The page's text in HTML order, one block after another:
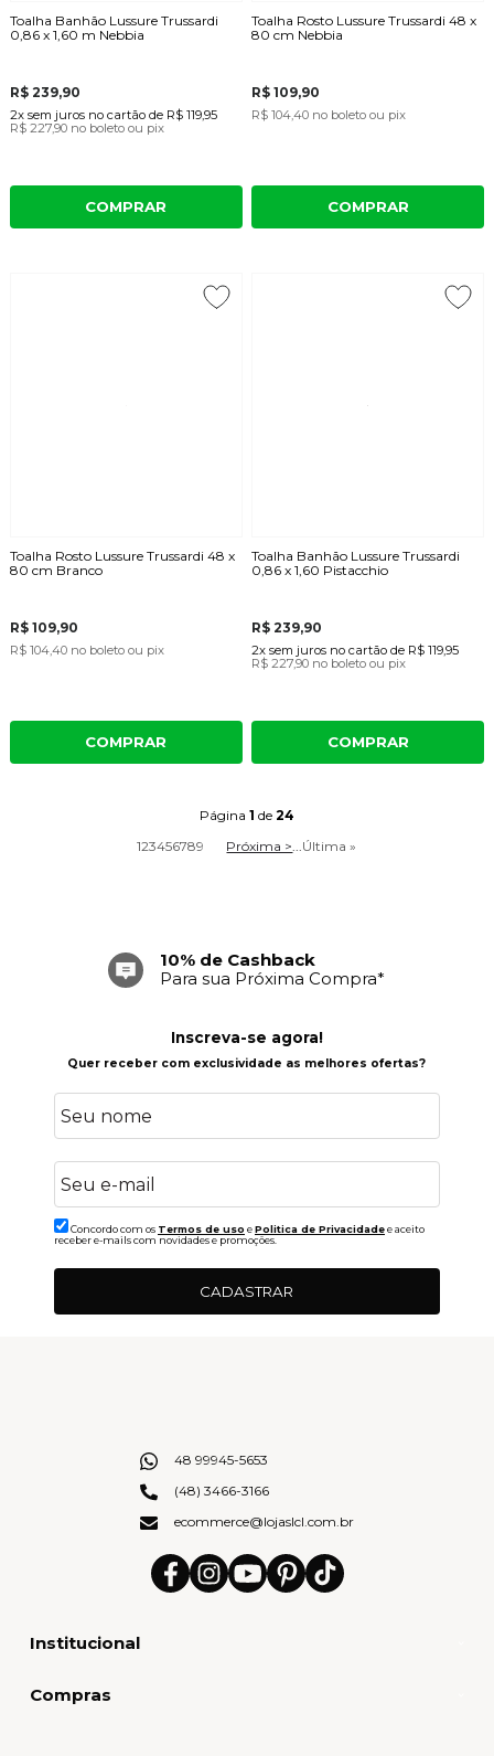
Toalha Banhão Lussure Trussardi
0,86 x 1,60 m Nebbia
R$ 239,90
2x sem juros no cartãode R$ 119,95
R$ 227,90 no boleto ou pix
COMPRAR
Toalha Rosto Lussure Trussardi 48 x
80 cm Nebbia
R$ 109,90
R$ 104,40 no boleto ou pix
COMPRAR
Toalha Rosto Lussure Trussardi 48 x
80 cm Branco
R$ 109,90
R$ 104,40 no boleto ou pix
COMPRAR
Toalha Banhão Lussure Trussardi
0,86 x 1,60 Pistacchio
R$ 239,90
2x sem juros no cartão de R$ 119,95
R$ 227,90 no boleto ou pix
COMPRAR
Página 1 de 24
123456789 Próxima >...Última »
Frete Grátis
Acima de R$ 699,00
Inscreva-se agora!
Quer receber com exclusividade as melhores ofertas?
Concordo com os Termos de uso ePolitica de Privacidadee aceito
receber e-mails com novidades e promoções.
CADASTRAR
Institucional
Compras
48 99945-5653
(48) 3466-3166
ecommerce@lojaslcl.com.br